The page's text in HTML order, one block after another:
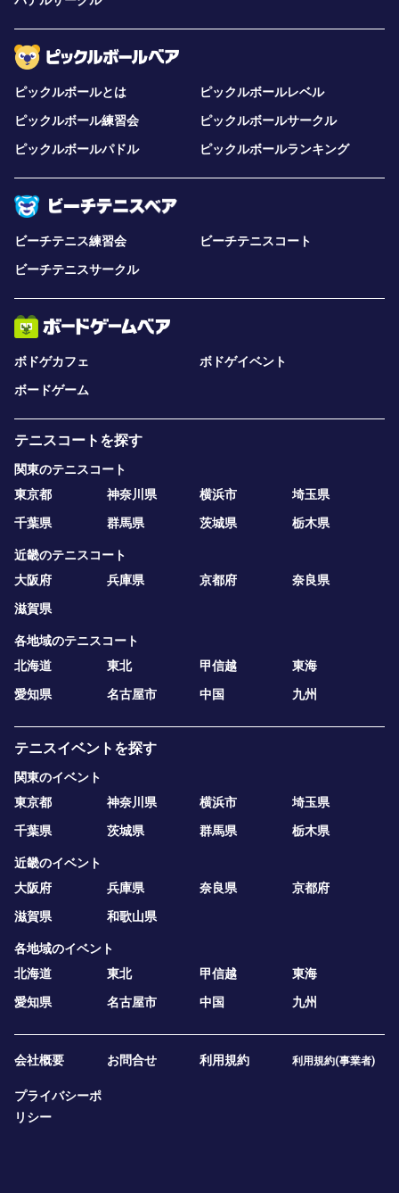
ピックルボールとは
ピックルボールレベル
ピックルボール練習会
ピックルボールサークル
ピックルボールパドル
ピックルボールランキング
ビーチテニス練習会
ビーチテニスコート
ビーチテニスサークル
ボドゲカフェ
ボドゲイベント
ボードゲーム
テニスコートを探す
関東のテニスコート
東京都
神奈川県 横浜市
埼玉県
千葉県
群馬県 茨城県 栃木県
近畿のテニスコート
大阪府
兵庫県 京都府
奈良県
滋賀県
各地域のテニスコート
北海道
東北 甲信越
東海
愛知県
名古屋市 中国 九州
テニスイベントを探す
関東のイベント
東京都
神奈川県 横浜市
埼玉県
千葉県
茨城県 群馬県 栃木県
近畿のイベント
大阪府
兵庫県 奈良県
京都府
滋賀県
和歌山県
各地域のイベント
北海道
東北 甲信越
東海
愛知県
名古屋市 中国 九州
会社概要 お問合せ 利用規約 利用規約(事業者)
プライバシーポ
リシー